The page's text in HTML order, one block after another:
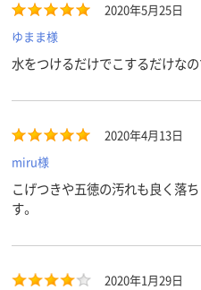
2020年5月25日
ゆまま様
水をつけるだけでこするだけなの
2020年4月13日
miru様
こげつきや五徳の汚れも良く落
す。
2020年1月29日